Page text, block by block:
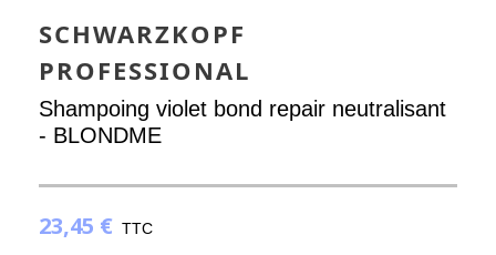
SCHWARZKOPF
PROFESSIONAL
Shampoing violet bond repair neutralisant
- BLONDME
23,45 € TTC